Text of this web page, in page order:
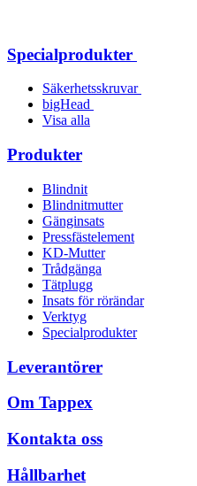
Specialprodukter
Säkerhetsskruvar
bigHead
Visa alla
Produkter
Blindnit
Blindnitmutter
Gänginsats
Pressfästelement
KD-Mutter
Trådgänga
Tätplugg
Insats för rörändar
Verktyg
Specialprodukter
Leverantörer
Om Tappex
Kontakta oss
Hållbarhet